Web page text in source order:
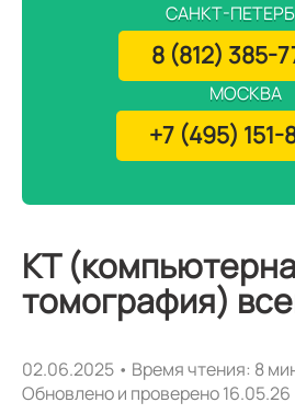
КТ
томография)
02.06.2025 • Время чтения: 8
Обновлено и проверено 16.05.26
САНКТ-
8 (812) 385-
МОСКВА
+7 (495) 151-